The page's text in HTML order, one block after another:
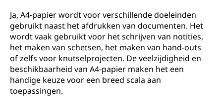
Ja, A4-papier wordt voor verschillende doeleinden
gebruikt naast het afdrukken van documenten. Het
wordt vaak gebruikt voor het schrijven van notities,
het maken van schetsen, het maken van hand-outs
of zelfs voor knutselprojecten. De veelzijdigheid en
beschikbaarheid van A4-papier maken het een
handige keuze voor een breed scala aan
toepassingen.